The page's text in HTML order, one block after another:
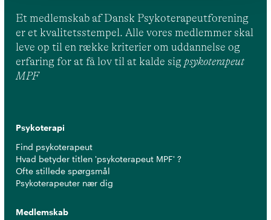
Et medlemskab af Dansk Psykoterapeutforening
er et kvalitetsstempel. Alle vores medlemmer skal
leve op til en række kriterier om uddannelse og
erfaring for at få lov til at kalde sig psykoterapeut
MPF
Psykoterapi
Find psykoterapeut
Hvad betyder titlen 'psykoterapeut MPF' ?
Ofte stillede spørgsmål
Psykoterapeuter nær dig
Medlemskab